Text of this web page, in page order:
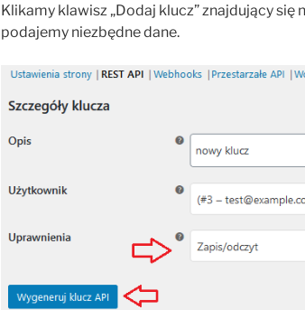
Klikamy klawisz „Dodaj klucz” znajdujący się
podajemy niezbędne dane.